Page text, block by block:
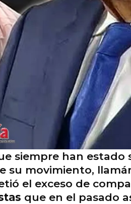
siempre han estado
movimiento,
el exceso de
que en el pasado